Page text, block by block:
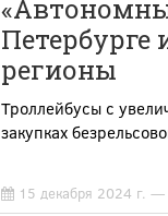
Петербурге
регионы
Троллейбусы с
закупках
15 декабря 2024 г.